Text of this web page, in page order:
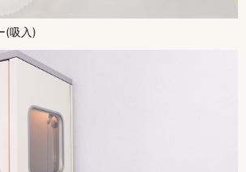
(吸入)